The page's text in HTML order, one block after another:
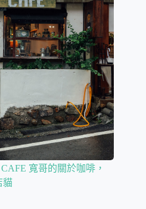
寬哥的關於咖啡，
貓